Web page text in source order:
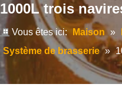
1000L trois
Vous êtes ici: Maison »
Système de brasserie »